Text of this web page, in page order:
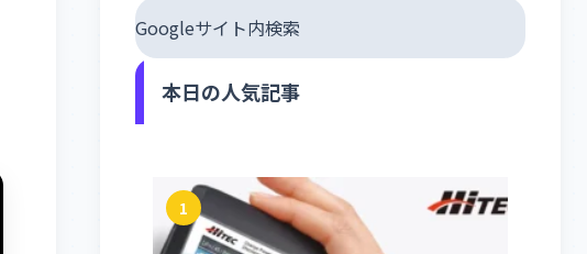
Googleサイト内検索
本日の人気記事
1